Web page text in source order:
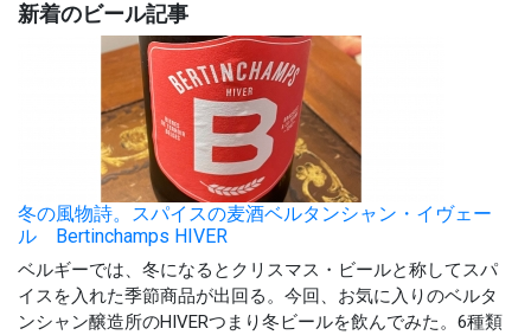
新着のビール記事
冬の風物詩。スパイスの麦酒ベルタンシャン・イヴェー
ル Bertinchamps HIVER
ベルギーでは、冬になるとクリスマス・ビールと称してスパ
イスを入れた季節商品が出回る。今回、お気に入りのベルタ
ンシャン醸造所のHIVERつまり冬ビールを飲んでみた。6種類